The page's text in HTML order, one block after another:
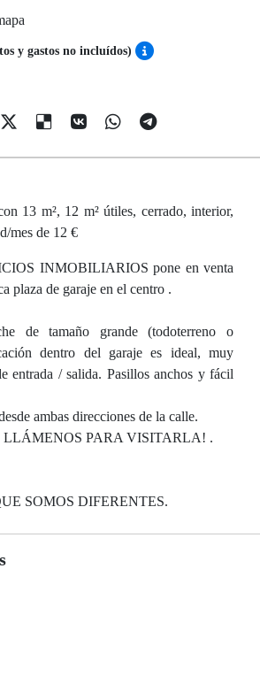
y gastos no incluídos)
13 m², 12 m² útiles, cerrado, interior,
mes de 12 €
INMOBILIARIOS pone en venta
plaza de garaje en el centro .
de tamaño grande (todoterreno o
dentro del garaje es ideal, muy
entrada / salida. Pasillos anchos y fácil
ambas direcciones de la calle.
LLÁMENOS PARA VISITARLA! .
SOMOS DIFERENTES.